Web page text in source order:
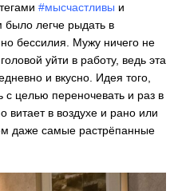
#мысчастливы и
было легче рыдать в
бессилия. Мужу ничего не
уйти в работу, ведь эта
и вкусно. Идея того,
целью переночевать и раз в
витает в воздухе и рано или
даже самые растрёпанные